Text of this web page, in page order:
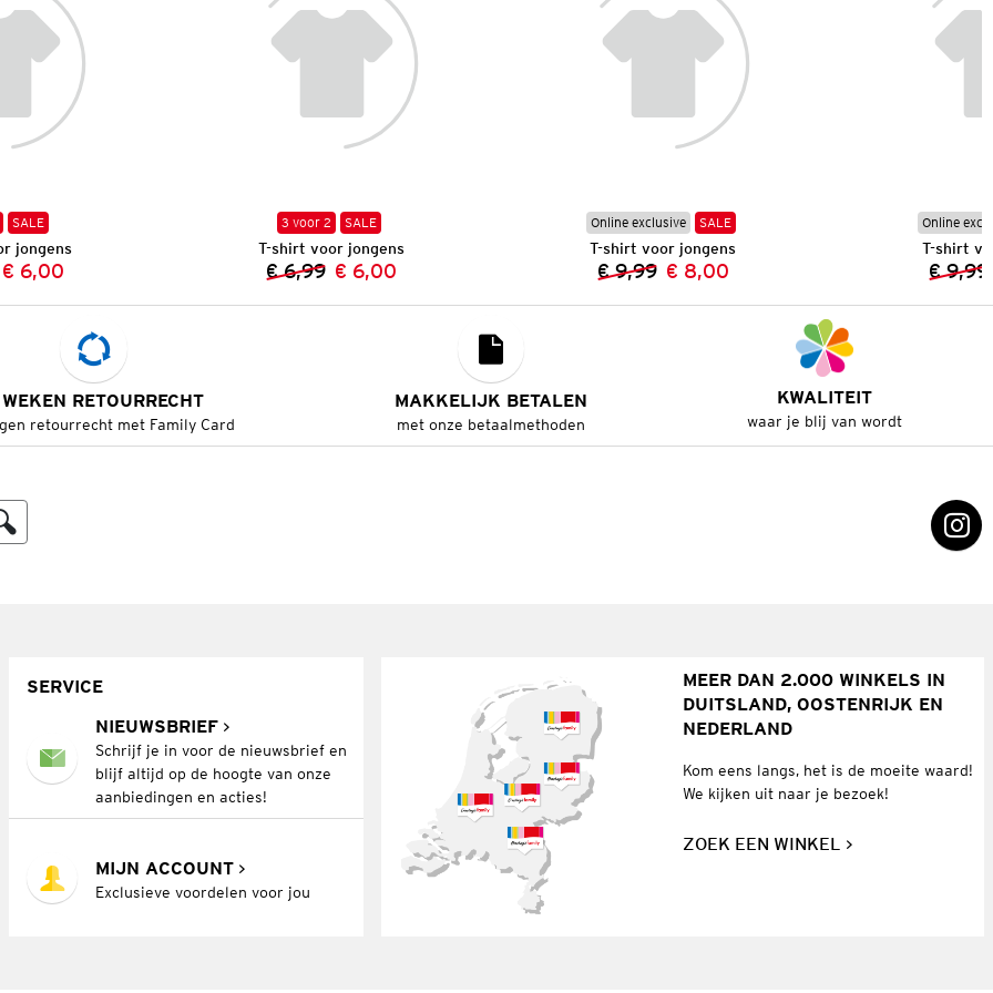
SALE
jongens
Vorige prijs:
Nieuwe prijs:
€ 6,00
3 voor 2 SALE
T-shirt voor jongens
Vorige prijs:
€ 6,99 Nieuwe prijs:
€ 6,00
Online exclusive SALE
T-shirt voor jongens
Vorige prijs:
€ 9,99 Nieuwe prijs:
€ 8,00
Online
T-shirt
€ 9,99
RETOURRECHT
retourrecht met Family Card
MAKKELIJK BETALEN
met onze betaalmethoden
KWALITEIT
waar je blij van wordt
SERVICE
NIEUWSBRIEF
Schrijf je in voor de nieuwsbrief en
blijf altijd op de hoogte van onze
aanbiedingen en acties!
MIJN ACCOUNT
Exclusieve voordelen voor jou
MEER DAN 2.000 WINKELS IN
DUITSLAND, OOSTENRIJK EN
NEDERLAND
Kom eens langs, het is de moeite waard!
We kijken uit naar je bezoek!
ZOEK EEN WINKEL